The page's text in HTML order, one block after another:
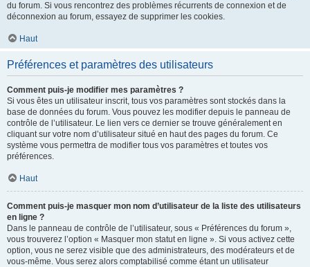
du forum. Si vous rencontrez des problèmes récurrents de connexion et de
déconnexion au forum, essayez de supprimer les cookies.
Haut
Préférences et paramètres des utilisateurs
Comment puis-je modifier mes paramètres ?
Si vous êtes un utilisateur inscrit, tous vos paramètres sont stockés dans la
base de données du forum. Vous pouvez les modifier depuis le panneau de
contrôle de l’utilisateur. Le lien vers ce dernier se trouve généralement en
cliquant sur votre nom d’utilisateur situé en haut des pages du forum. Ce
système vous permettra de modifier tous vos paramètres et toutes vos
préférences.
Haut
Comment puis-je masquer mon nom d’utilisateur de la liste des utilisateurs
en ligne ?
Dans le panneau de contrôle de l’utilisateur, sous « Préférences du forum »,
vous trouverez l’option « Masquer mon statut en ligne ». Si vous activez cette
option, vous ne serez visible que des administrateurs, des modérateurs et de
vous-même. Vous serez alors comptabilisé comme étant un utilisateur